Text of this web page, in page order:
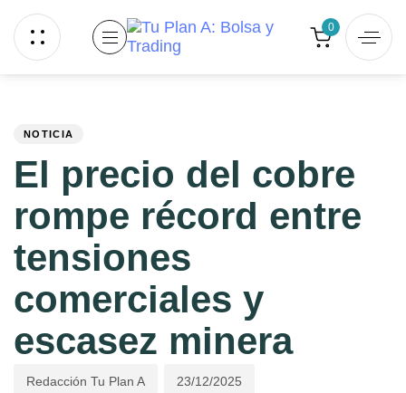
Skip to content
0
NOTICIA
El precio del cobre
rompe récord entre
tensiones
comerciales y
escasez minera
Redacción Tu Plan A 23/12/2025